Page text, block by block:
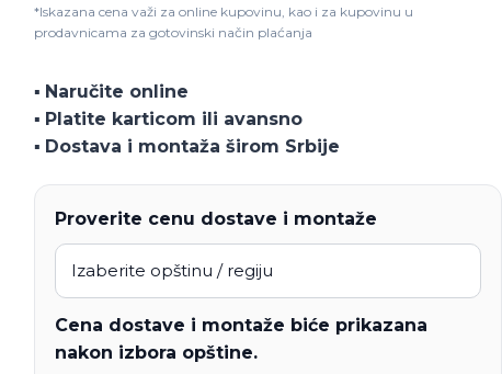
Pariz
količina
*Iskazana cena važi za online kupovinu, kao i za kupovinu u
prodavnicama za gotovinski način plaćanja
▪️ Naručite online
▪️ Platite karticom ili avansno
▪️ Dostava i montaža širom Srbije
Proverite cenu dostave i montaže
Cena dostave i montaže biće prikazana
nakon izbora opštine.